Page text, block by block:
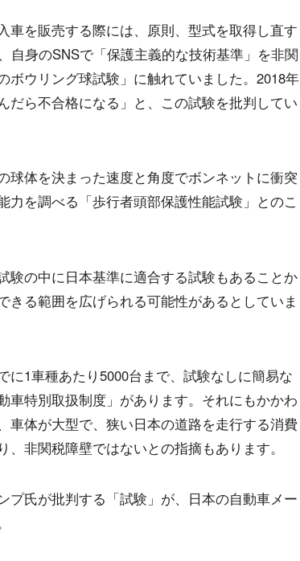
車を販売する際には、原則、型式を取得し直す
自身のSNSで「保護主義的な技術基準」を非関
ボウリング球試験」に触れていました。2018年
だら不合格になる」と、この試験を批判してい
球体を決まった速度と角度でボンネットに衝突
力を調べる「歩行者頭部保護性能試験」とのこ
験の中に日本基準に適合する試験もあることか
きる範囲を広げられる可能性があるとしていま
に1車種あたり5000台まで、試験なしに簡易な
車特別取扱制度」があります。それにもかかわ
車体が大型で、狭い日本の道路を走行する消費
非関税障壁ではないとの指摘もあります。
プ氏が批判する「試験」が、日本の自動車メー